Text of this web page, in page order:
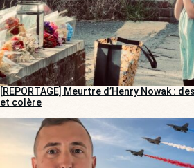
[REPORTAGE] Meurtre d’Henry Nowak :
et colère